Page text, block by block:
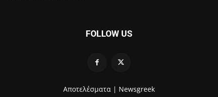
FOLLOW US
Αποτελέσματα | Newsgreek